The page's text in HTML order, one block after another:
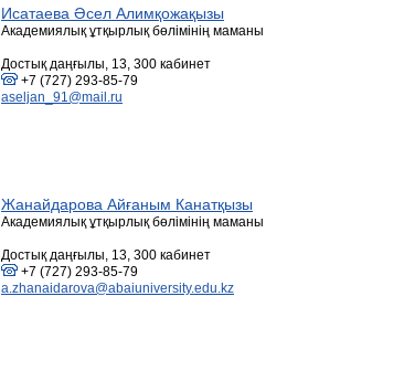
Исатаева Әсел Алимқожақызы
Академиялық ұтқырлық бөлімінің маманы
Достық даңғылы, 13, 300 кабинет
+7 (727) 293-85-79
aseljan_91@mail.ru
Жанайдарова Айғаным Канатқызы
Академиялық ұтқырлық бөлімінің маманы
Достық даңғылы, 13, 300 кабинет
+7 (727) 293-85-79
a.zhanaidarova@abaiuniversity.edu.kz